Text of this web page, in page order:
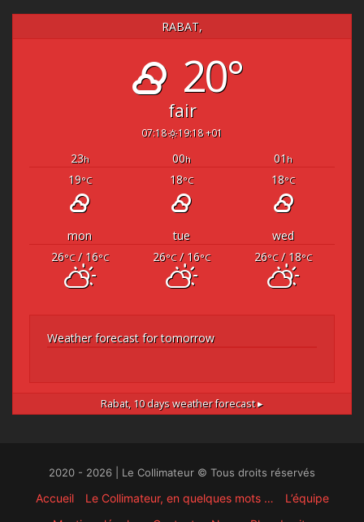
RABAT,
20°
fair
07:18 19:18 +01
23h 00h 01 h
19°C 18°C 18°C
mon tue
wed
26°C/ 16°C 26°C/ 16°C 26°C/ 18°C
Weather forecast for tomorrow
Rabat, 10 days weather forecast ▸
2020 - 2026 | Le Collimateur © Tous droits réservés
Accueil Le Collimateur, en quelques mots …
L’équipe